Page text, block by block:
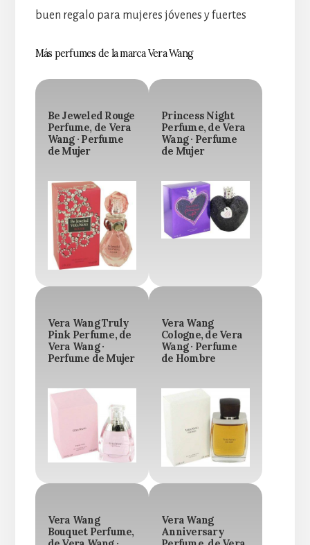
buen regalo para mujeres jóvenes y fuertes
Más perfumes de la marca Vera Wang
Be Jeweled Rouge
Perfume, de Vera
Wang · Perfume
de Mujer
Princess Night
Perfume, de Vera
Wang · Perfume
de Mujer
Vera Wang Truly
Pink Perfume, de
Vera Wang ·
Perfume de Mujer
Vera Wang
Cologne, de Vera
Wang · Perfume
de Hombre
Vera Wang
Bouquet Perfume,
Vera Wang
Anniversary